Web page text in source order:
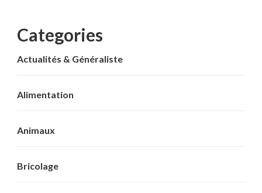
Categories
Actualités & Généraliste
Alimentation
Animaux
Bricolage